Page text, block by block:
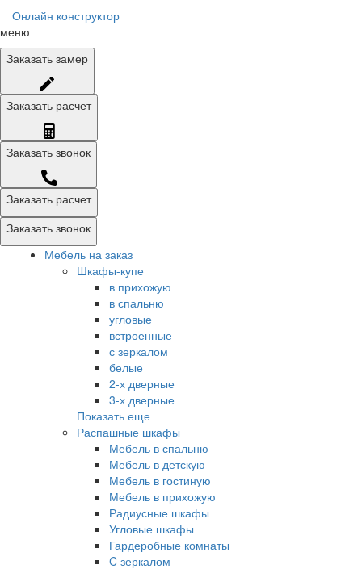
Онлайн конструктор
меню
Заказать замер
Заказать расчет
Заказать звонок
Заказать расчет
Заказать звонок
Мебель на заказ
Шкафы-купе
в прихожую
в спальню
угловые
встроенные
с зеркалом
белые
2-х дверные
3-х дверные
Показать еще
Распашные шкафы
Мебель в спальню
Мебель в детскую
Мебель в гостиную
Мебель в прихожую
Радиусные шкафы
Угловые шкафы
Гардеробные комнаты
C зеркалом